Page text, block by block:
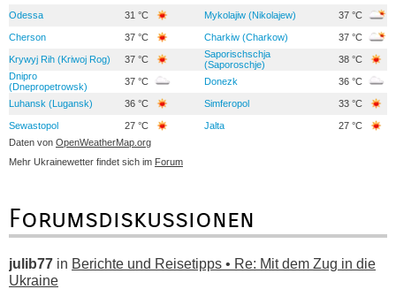
Odessa 31 °C Mykolajiw (Nikolajew) 37 °C
Cherson 37 °C Charkiw (Charkow) 37 °C
Krywyj Rih (Kriwoj Rog) 37 °C
Saporischschja
(Saporoschje)
38 °C
Dnipro
(Dnepropetrowsk)
37 °C Donezk 36 °C
Luhansk (Lugansk) 36 °C Simferopol 33 °C
Sewastopol 27 °C Jalta
27 °C
Daten von OpenWeatherMap.org
Mehr Ukrainewetter findet sich im Forum
Forumsdiskussionen
julib77 in Berichte und Reisetipps • Re: Mit dem Zug in die
Ukraine